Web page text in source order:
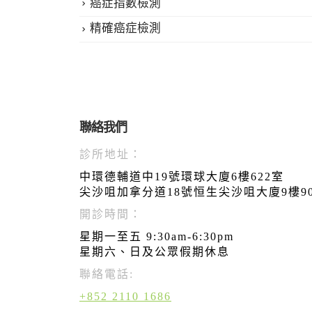
癌症指數檢測
精確癌症檢測
聯絡我們
診所地址：
中環德輔道中19號環球大廈6樓622室
尖沙咀加拿分道18號恒生尖沙咀大廈9樓
開診時間：
星期一至五 9:30am-6:30pm
星期六、日及公眾假期休息
聯絡電話:
+852 2110 1686